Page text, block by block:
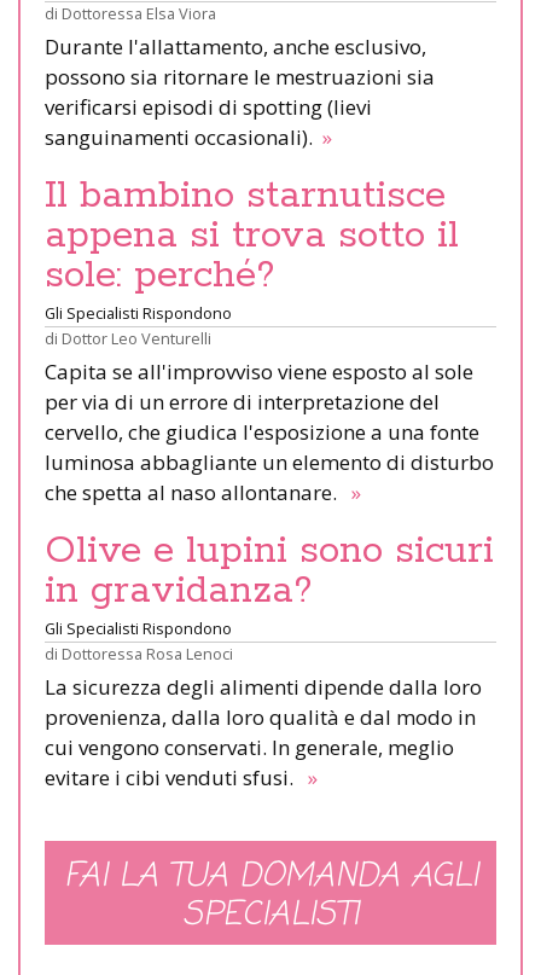
di Dottoressa Elsa Viora
Durante l'allattamento, anche esclusivo,
possono sia ritornare le mestruazioni sia
verificarsi episodi di spotting (lievi
sanguinamenti occasionali). »
Il bambino starnutisce
appena si trova sotto il
sole: perché?
Gli Specialisti Rispondono
di Dottor Leo Venturelli
Capita se all'improvviso viene esposto al sole
per via di un errore di interpretazione del
cervello, che giudica l'esposizione a una fonte
luminosa abbagliante un elemento di disturbo
che spetta al naso allontanare. »
Olive e lupini sono sicuri
in gravidanza?
Gli Specialisti Rispondono
di Dottoressa Rosa Lenoci
La sicurezza degli alimenti dipende dalla loro
provenienza, dalla loro qualità e dal modo in
cui vengono conservati. In generale, meglio
evitare i cibi venduti sfusi. »
FAI LA TUA DOMANDA AGLI
SPECIALISTI